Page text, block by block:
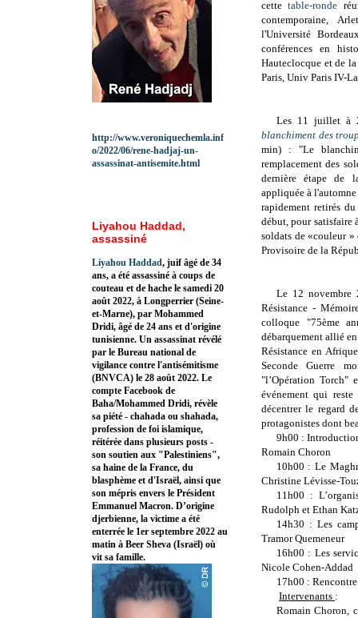
cettetable-ronde
contemporaine, A
l'Université
conférences en
Hauteclocque et de
Paris, Univ Paris IV-
Les 11 juillet à
blanchiment des
min) : "Le
remplacement des
dernière étape de
appliquée à
rapidement retirés
début, pour satisfaire
soldats de «couleur
Provisoire de la
Le 12 novembre
Résistance -
colloque "75ème
débarquement allié
Résistance en
Seconde Guerre
"l’Opération Torch"
événement qui
décentrer le regard
protagonistes dont
9h00 :
Romain Choron
10h00 : Le
Christine Lévisse-
11h00 :
Rudolph et Ethan
14h30 : Les
Tramor Quemeneur
16h00 : Les
Nicole Cohen-Addad
17h00 :
Intervenants :
Romain Choron,
http://www.veroniquechemla.inf
o/2022/06/rene-hadjaj-un-
assassinat-antisemite.html
Liyahou Haddad,
assassiné
Liyahou Haddad, juif âgé de 34
ans, a été assassiné à coups de
couteau et de hache le samedi 20
août 2022, à Longperrier (Seine-
et-Marne), par Mohammed
Dridi, âgé de 24 ans et d'origine
tunisienne. Un assassinat révélé
par le Bureau national de
vigilance contre l'antisémitisme
(BNVCA) le 28 août 2022. Le
compte Facebook de
Baha/Mohammed Dridi, révèle
sa piété - chahada ou shahada,
profession de foi islamique,
réitérée dans plusieurs posts -
son soutien aux "Palestiniens",
sa haine de la France, du
blasphème et d'Israël, ainsi que
son mépris envers le Président
Emmanuel Macron. D’origine
djerbienne, la victime a été
enterrée le 1er septembre 2022 au
matin à Beer Sheva (Israël) où
vit sa famille.